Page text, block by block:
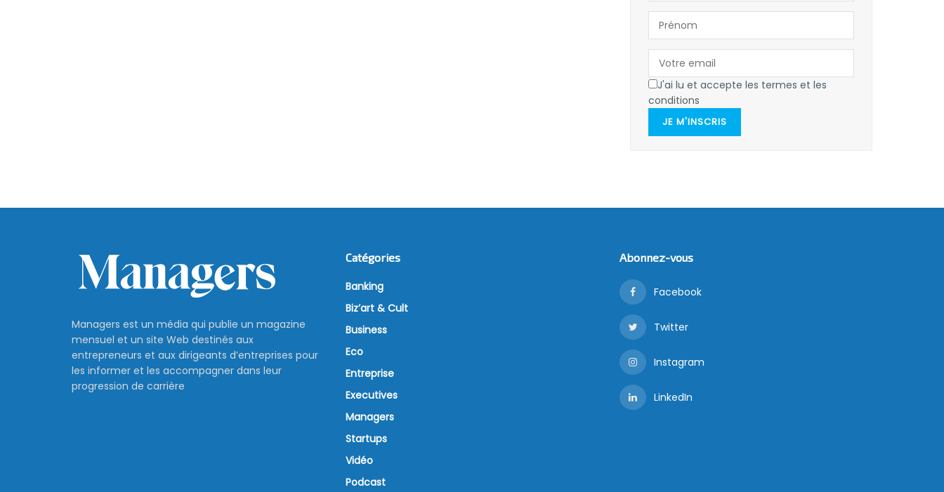
J'ai lu et accepte les termes et les
conditions
JE M'INSCRIS
Managers est un média qui publie un magazine
mensuel et un site Web destinés aux
entrepreneurs et aux dirigeants d’entreprises pour
les informer et les accompagner dans leur
progression de carrière
Catégories
Banking
Biz’art & Cult
Business
Eco
Entreprise
Executives
Managers
Startups
Vidéo
Podcast
Abonnez-vous
Facebook
Twitter
Instagram
LinkedIn